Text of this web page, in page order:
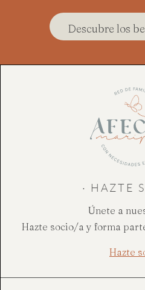
Descubre los
· HAZTE
Únete a
Hazte socio/a y forma
Hazte